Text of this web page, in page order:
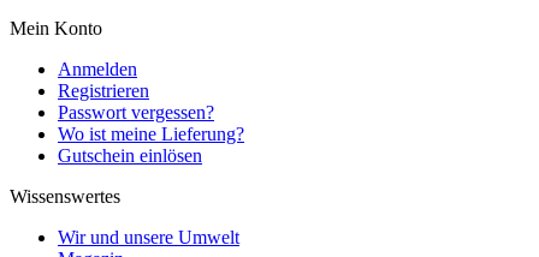
Mein Konto
Anmelden
Registrieren
Passwort vergessen?
Wo ist meine Lieferung?
Gutschein einlösen
Wissenswertes
Wir und unsere Umwelt